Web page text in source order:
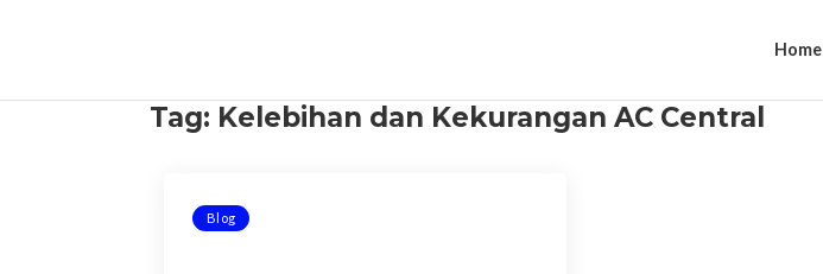
Home
Tag: Kelebihan dan Kekurangan AC Central
Blog